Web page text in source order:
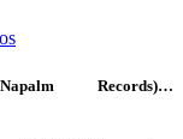
Records)…